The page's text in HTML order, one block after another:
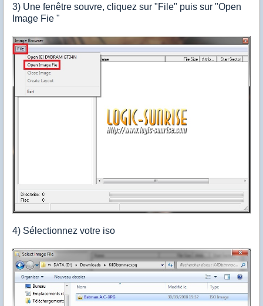
3) Une fenêtre souvre, cliquez sur "File" puis sur "Open
Image Fie "
4) Sélectionnez votre iso